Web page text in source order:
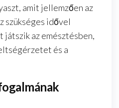
amit jellemzően az
szükséges idővel
játszik az emésztésben,
és a